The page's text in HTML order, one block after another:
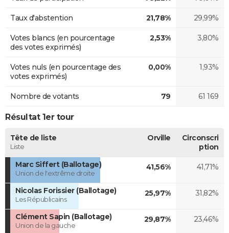
Taux d'abstention 21,78% 29,99%
Votes blancs (en pourcentage
des votes exprimés)
2,53% 3,80%
Votes nuls (en pourcentage des
votes exprimés)
0,00% 1,93%
Nombre de votants 79 61 169
Résultat 1er tour
Tête de liste
Liste
Orville
Circonscri
ption
Marc Siffert (Ballotage)
Union de l'extrême droite
41,56% 41,71%
Nicolas Forissier (Ballotage)
Les Républicains
25,97% 31,82%
Clément Sapin (Ballotage)
Union de la gauche
29,87% 23,46%